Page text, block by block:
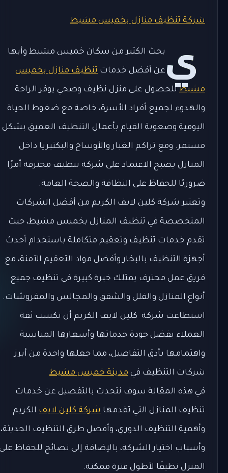
شركة تنظيف منازل بخميس مشيط
ي بحث الكثير من سكان خميس مشيط وأبها
عن أفضل خدماتتنظيف منازل بخميس
مشيطللحصول على منزل نظيف وصحي يوفر الراحة
والهدوء لجميع أفراد الأسرة، خاصة مع ضغوط الحياة
اليومية وصعوبة القيام بأعمال التنظيف العميق بشكل
مستمر. ومع تراكم الغبار والأوساخ والبكتيريا داخل
المنازل يصبح الاعتماد على شركة تنظيف محترفة أمرًا
ضروريًا للحفاظ على النظافة والصحة العامة.
وتعتبر شركة كلين لايف الكريم من أفضل الشركات
المتخصصة في تنظيف المنازل بخميس مشيط، حيث
تقدم خدمات تنظيف وتعقيم متكاملة باستخدام أحدث
أجهزة التنظيف بالبخار وأفضل مواد التعقيم الآمنة، مع
فريق عمل محترف يمتلك خبرة كبيرة في تنظيف جميع
أنواع المنازل والفلل والشقق والمجالس والمفروشات.
استطاعت شركة كلين لايف الكريم أن تكسب ثقة
العملاء بفضل جودة خدماتها وأسعارها المناسبة
واهتمامها بأدق التفاصيل، مما جعلها واحدة من أبرز
شركات التنظيف فيمدينة خميس مشيط
في هذه المقالة سوف نتحدث بالتفصيل عن خدمات
تنظيف المنازل التي تقدمهاشركة كلين لايفالكريم
وأهمية التنظيف الدوري، وأفضل طرق التنظيف الحديثة،
وأسباب اختيار الشركة، بالإضافة إلى نصائح للحفاظ على
المنزل نظيفًا لأطول فترة ممكنة.